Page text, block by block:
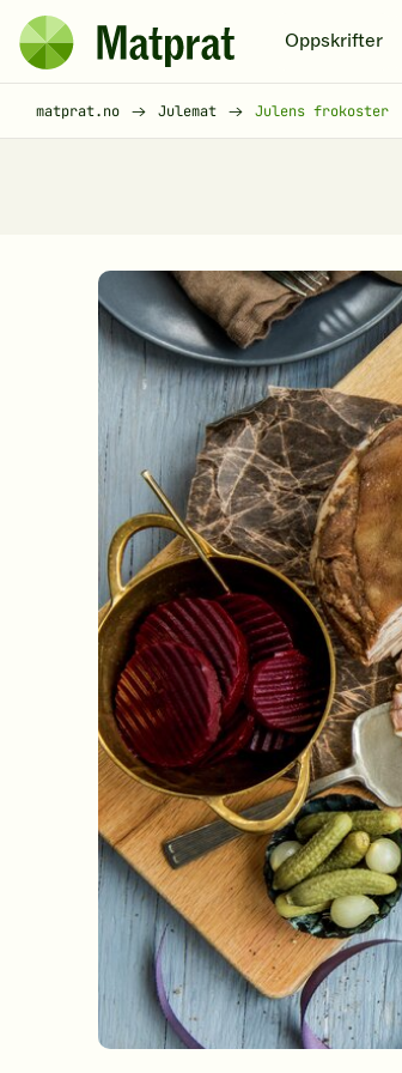
Hopp til hovedinnhold
Matprat
hjemmeside
Oppskrifter
matprat.no Julemat Julens frokoster